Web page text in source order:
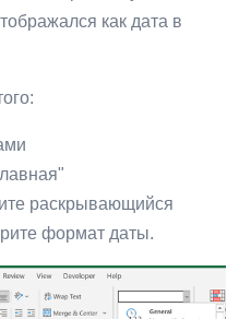
как дата в
раскрывающийся
формат даты.